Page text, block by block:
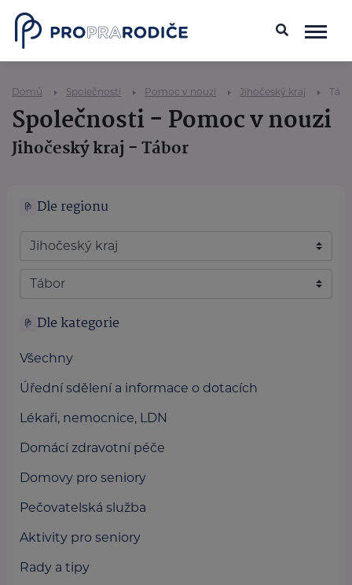
Domů Společnosti Pomoc v nouzi Jihočeský kraj
Společnosti - Pomoc v nouzi
Jihočeský kraj - Tábor
Dle regionu
Dle kategorie
Všechny
Úřední sdělení a informace o dotacích
Lékaři, nemocnice, LDN
Domácí zdravotní péče
Domovy pro seniory
Pečovatelská služba
Aktivity pro seniory
Rady a tipy